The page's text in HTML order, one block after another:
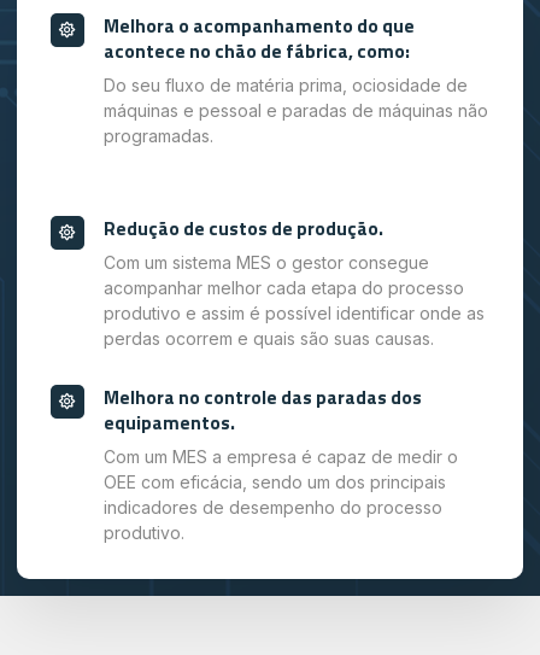
Melhora o acompanhamento do que
acontece no chão de fábrica, como:
Do seu fluxo de matéria prima, ociosidade de
máquinas e pessoal e paradas de máquinas não
programadas.
Redução de custos de produção.
Com um sistema MES o gestor consegue
acompanhar melhor cada etapa do processo
produtivo e assim é possível identificar onde as
perdas ocorrem e quais são suas causas.
Melhora no controle das paradas dos
equipamentos.
Com um MES a empresa é capaz de medir o
OEE com eficácia, sendo um dos principais
indicadores de desempenho do processo
produtivo.